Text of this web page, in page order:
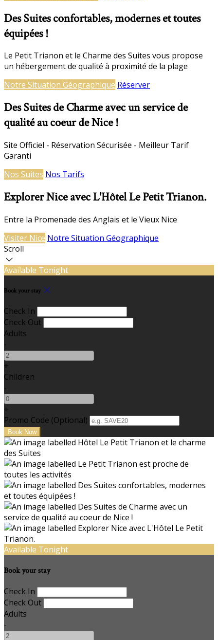
Des Suites confortables, modernes et toutes
équipées !
Le Petit Trianon et le Charme des Suites vous propose
un hébergement de qualité à proximité de la plage
Notre Situation Géographique Réserver
Des Suites de Charme avec un service de
qualité au coeur de Nice !
Site Officiel - Réservation Sécurisée - Meilleur Tarif
Garanti
Nos Suites Nos Tarifs
Explorer Nice avec L'Hôtel Le Petit Trianon.
Entre la Promenade des Anglais et le Vieux Nice
Visiter Nice Notre Situation Géographique
Scroll
Available Tonight
Book your stay
Check In
Check Out
Adults
-
+
Children
-
+
Promo Code (Optional)
Available Tonight
Book your stay
Check In
Check Out
Adults
-